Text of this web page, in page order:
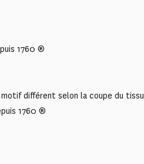
1760 ®
différent selon la coupe du tissu
1760 ®